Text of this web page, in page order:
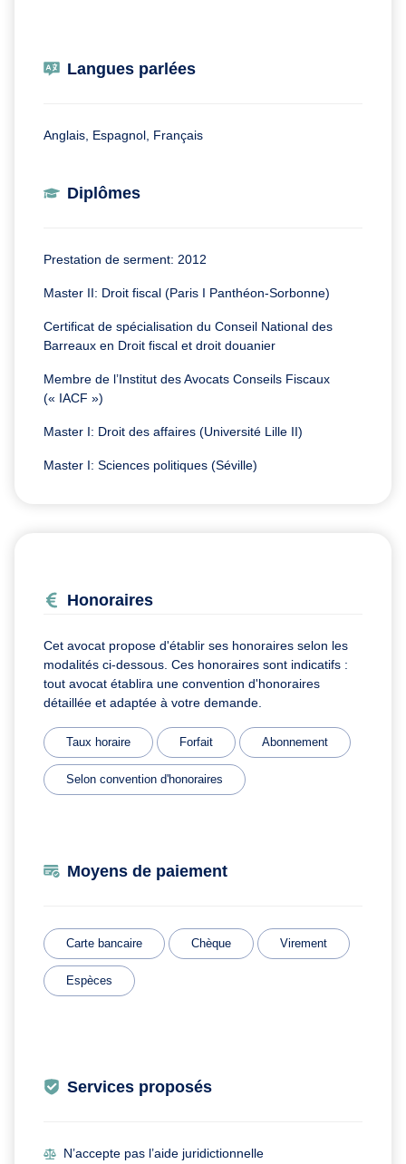
Langues parlées
Anglais, Espagnol, Français
Diplômes
Prestation de serment: 2012
Master II: Droit fiscal (Paris I Panthéon-Sorbonne)
Certificat de spécialisation du Conseil National des
Barreaux en Droit fiscal et droit douanier
Membre de l’Institut des Avocats Conseils Fiscaux
(« IACF »)
Master I: Droit des affaires (Université Lille II)
Master I: Sciences politiques (Séville)
Honoraires
Cet avocat propose d'établir ses honoraires selon les
modalités ci-dessous. Ces honoraires sont indicatifs :
tout avocat établira une convention d'honoraires
détaillée et adaptée à votre demande.
Taux horaire Forfait Abonnement
Selon convention d'honoraires
Moyens de paiement
Carte bancaire Chèque Virement
Espèces
Services proposés
N’accepte pas l’aide juridictionnelle